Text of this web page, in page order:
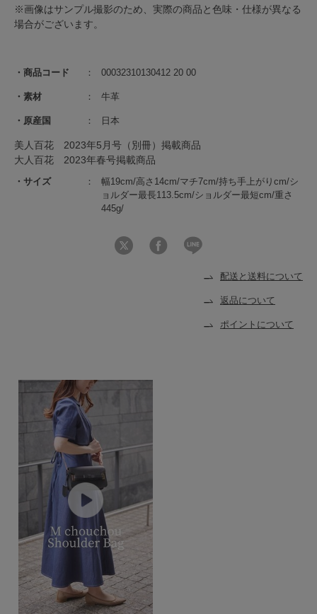
商品コード 00032310130412 20 00
素材 牛革
原産国 日本
サイズ
幅19cm/高さ14cm/マチ7cm/持ち手上がりcm/シ
ョルダー最長113.5cm/ショルダー最短cm/重さ
445g/
配送と送料について
返品について
ポイントについて
美人百花 2023年5月号（別冊）掲載商品
大人百花 2023年春号掲載商品
※画像はサンプル撮影のため、実際の商品と色味・仕様が異なる
場合がございます。